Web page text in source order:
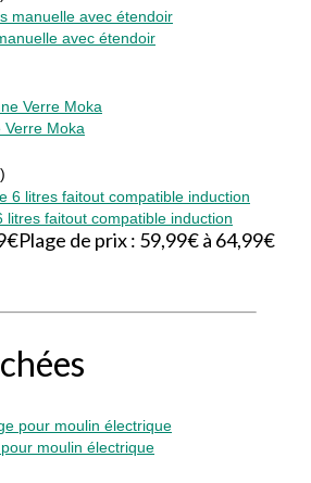
avec étendoir
Moka
litres faitout compatible induction
€Plage de prix : 59,99€ à 64,99€
moulin électrique